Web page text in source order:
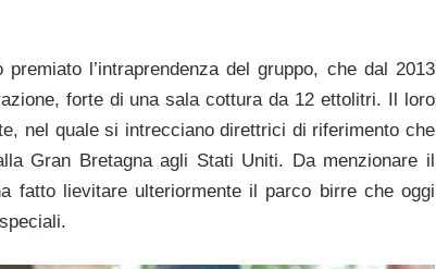
l’intraprendenza del gruppo, che dal 2013
forte di una sala cottura da 12 ettolitri. Il loro
nel quale si intrecciano direttrici di riferimento che
Gran Bretagna agli Stati Uniti. Da menzionare il
fatto lievitare ulteriormente il parco birre che oggi